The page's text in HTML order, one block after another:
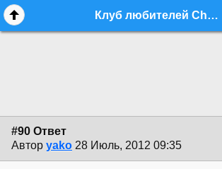
Клуб любителей Charvel - стр. 7 - equipment.guitars - Форум гитаристов
#90 Ответ
Автор yako 28 Июль, 2012 09:35